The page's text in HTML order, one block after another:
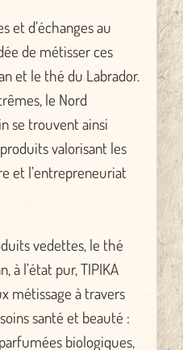
et d’échanges au
de métisser ces
et le thé du Labrador.
le Nord
se trouvent ainsi
valorisant les
et l’entrepreneuriat
vedettes, le thé
à l’état pur, TIPIKA
métissage à travers
santé et beauté :
biologiques,